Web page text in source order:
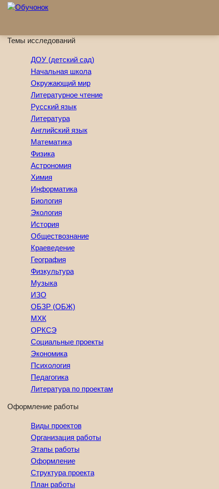
Перейти к основному содержанию
Темы исследований
ДОУ (детский сад)
Начальная школа
Окружающий мир
Литературное чтение
Русский язык
Литература
Английский язык
Математика
Физика
Астрономия
Химия
Информатика
Биология
Экология
История
Обществознание
Краеведение
География
Физкультура
Музыка
ИЗО
ОБЗР (ОБЖ)
МХК
ОРКСЭ
Социальные проекты
Экономика
Психология
Педагогика
Литература по проектам
Оформление работы
Виды проектов
Организация работы
Этапы работы
Оформление
Структура проекта
План работы